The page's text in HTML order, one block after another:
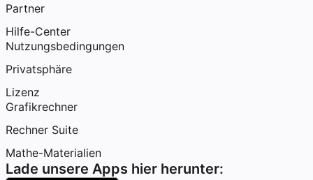
Partner
Hilfe-Center
Nutzungsbedingungen
Privatsphäre
Lizenz
Grafikrechner
Rechner Suite
Mathe-Materialien
Lade unsere Apps hier herunter: